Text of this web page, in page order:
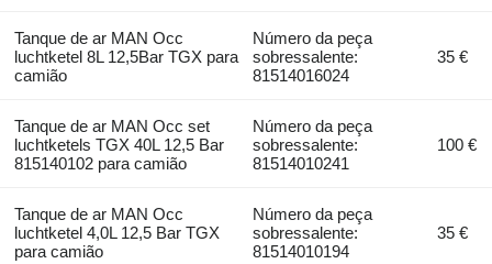
Tanque de ar MAN Occ
luchtketel 8L 12,5Bar TGX para
camião
Número da peça
sobressalente:
81514016024
35 €
Tanque de ar MAN Occ set
luchtketels TGX 40L 12,5 Bar
815140102 para camião
Número da peça
sobressalente:
81514010241
100 €
Tanque de ar MAN Occ
luchtketel 4,0L 12,5 Bar TGX
para camião
Número da peça
sobressalente:
81514010194
35 €